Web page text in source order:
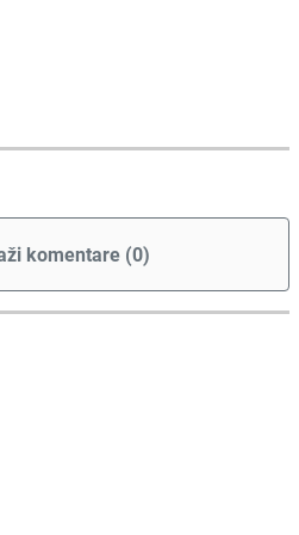
komentare (0)